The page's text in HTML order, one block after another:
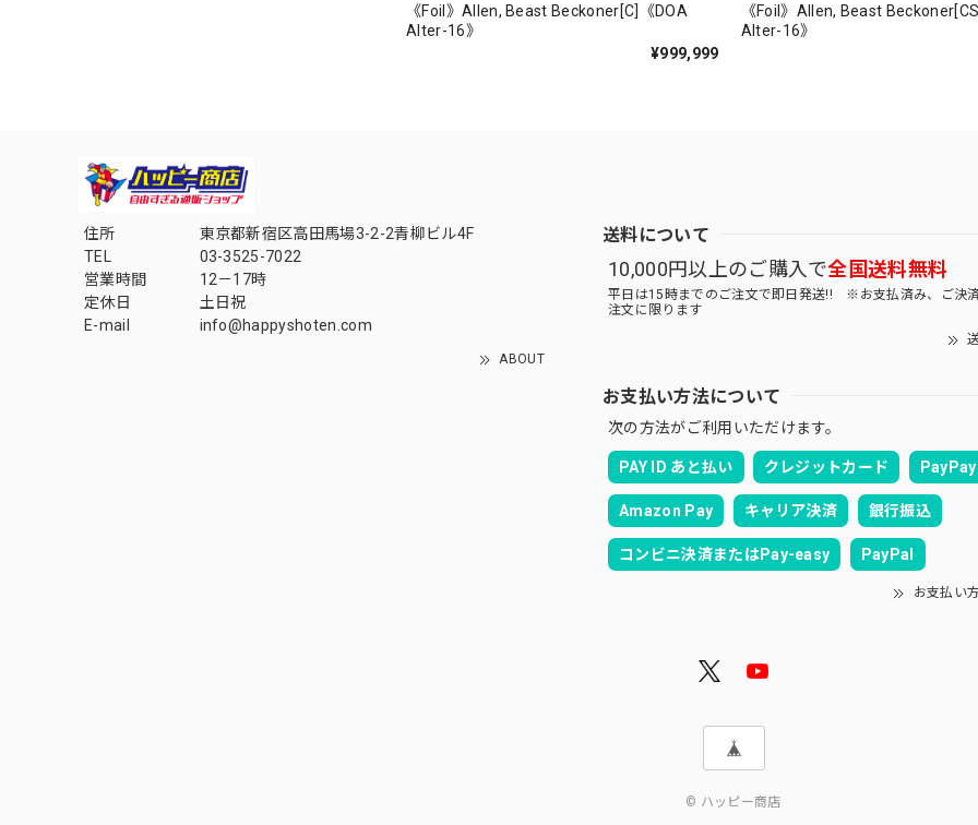
《Foil》Allen, Beast Beckoner[C]《DOA
Alter-16》
¥999,999
《Foil》Allen, Beast
Alter-16》
住所
東京都新宿区高田馬場3-2-2青柳ビル4F
TEL
03-3525-7022
営業時間
12－17時
定休日
土日祝
E-mail
info@happyshoten.com
ABOUT
送料について
10,000円以上のご購入で全国送料無料
平日は15時までのご注文で即日発送!! ※お支払済み、ご決
注文に限ります
お支払い方法について
次の方法がご利用いただけます。
PAY ID あと払い クレジットカード PayPay
Amazon Pay キャリア決済 銀行振込
コンビニ決済またはPay-easy PayPal
お支払い
© ハッピー商店